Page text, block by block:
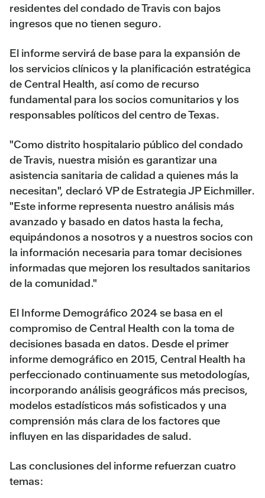
residentes del condado de Travis con bajos
ingresos que no tienen seguro.
El informe servirá de base para la expansión de
los servicios clínicos y la planificación estratégica
de Central Health, así como de recurso
fundamental para los socios comunitarios y los
responsables políticos del centro de Texas.
"Como distrito hospitalario público del condado
de Travis, nuestra misión es garantizar una
asistencia sanitaria de calidad a quienes más la
necesitan", declaró VP de Estrategia JP Eichmiller.
"Este informe representa nuestro análisis más
avanzado y basado en datos hasta la fecha,
equipándonos a nosotros y a nuestros socios con
la información necesaria para tomar decisiones
informadas que mejoren los resultados sanitarios
de la comunidad."
El Informe Demográfico 2024 se basa en el
compromiso de Central Health con la toma de
decisiones basada en datos. Desde el primer
informe demográfico en 2015, Central Health ha
perfeccionado continuamente sus metodologías,
incorporando análisis geográficos más precisos,
modelos estadísticos más sofisticados y una
comprensión más clara de los factores que
influyen en las disparidades de salud.
Las conclusiones del informe refuerzan cuatro
temas: